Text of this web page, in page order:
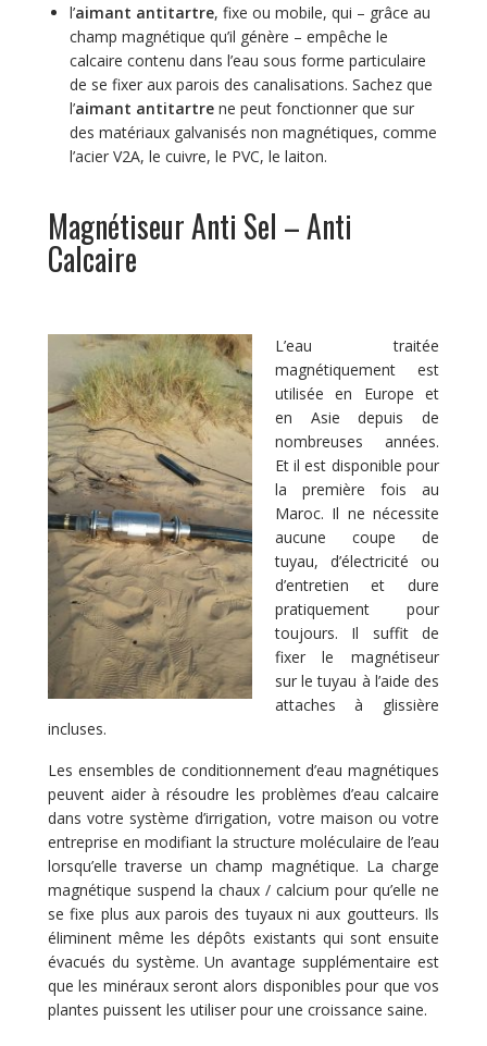
l’aimant antitartre, fixe ou mobile, qui – grâce au
champ magnétique qu’il génère – empêche le
calcaire contenu dans l’eau sous forme particulaire
de se fixer aux parois des canalisations. Sachez que
l’aimant antitartre ne peut fonctionner que sur
des matériaux galvanisés non magnétiques, comme
l’acier V2A, le cuivre, le PVC, le laiton.
Magnétiseur Anti Sel – Anti
Calcaire
L’eau traitée
magnétiquement est
utilisée en Europe et
en Asie depuis de
nombreuses années.
Et il est disponible pour
la première fois au
Maroc. Il ne nécessite
aucune coupe de
tuyau, d’électricité ou
d’entretien et dure
pratiquement pour
toujours. Il suffit de
fixer le magnétiseur
sur le tuyau à l’aide des
attaches à glissière
incluses.
Les ensembles de conditionnement d’eau magnétiques
peuvent aider à résoudre les problèmes d’eau calcaire
dans votre système d’irrigation, votre maison ou votre
entreprise en modifiant la structure moléculaire de l’eau
lorsqu’elle traverse un champ magnétique. La charge
magnétique suspend la chaux / calcium pour qu’elle ne
se fixe plus aux parois des tuyaux ni aux goutteurs. Ils
éliminent même les dépôts existants qui sont ensuite
évacués du système. Un avantage supplémentaire est
que les minéraux seront alors disponibles pour que vos
plantes puissent les utiliser pour une croissance saine.